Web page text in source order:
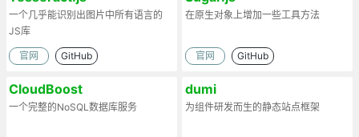
一个几乎能识别出图片中所有语言的
JS库
官网 GitHub
在原生对象上增加一些工具方法
官网 GitHub
CloudBoost
一个完整的NoSQL数据库服务
dumi
为组件研发而生的静态站点框架